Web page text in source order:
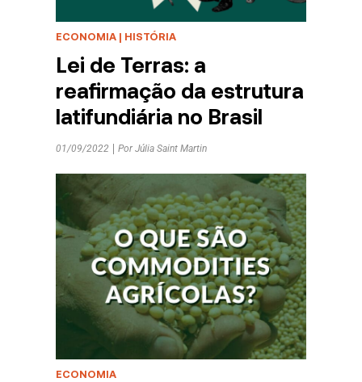
ECONOMIA| HISTÓRIA
Lei de Terras: a
reafirmação da estrutura
latifundiária no Brasil
01/09/2022 Por Júlia Saint Martin
ECONOMIA